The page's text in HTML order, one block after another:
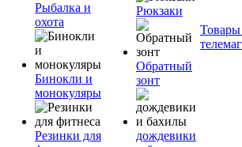
Рыбалка и
охота
Бинокли и
монокуляры
Резинки для
Рюкзаки
Обратный
зонт
дождевики
Товары